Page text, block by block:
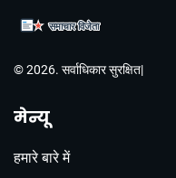
© 2026. सर्वाधिकार सुरक्षित|
मेन्यू
हमारे बारे में